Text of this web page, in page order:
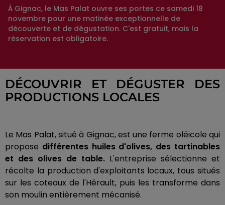
À Gignac, le Mas Palat ouvre ses portes ce samedi 18
novembre pour une matinée exceptionnelle de
découverte et de dégustation. C'est gratuit, mais la
réservation est obligatoire.
DÉCOUVRIR ET DÉGUSTER DES
PRODUCTIONS LOCALES
Le Mas Palat, situé à Gignac, est une ferme oléicole qui
propose différentes huiles d'olives, des tartinables
et des olives de table. L'entreprise sélectionne et
récolte la production d'exploitants locaux, tous situés
sur les coteaux de l'Hérault, puis les transforme dans
son moulin entièrement mécanisé.